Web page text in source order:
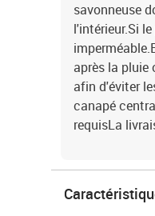
savonneuse
l'intérieur.Si
après la
afin d'éviter
canapé
requisLa